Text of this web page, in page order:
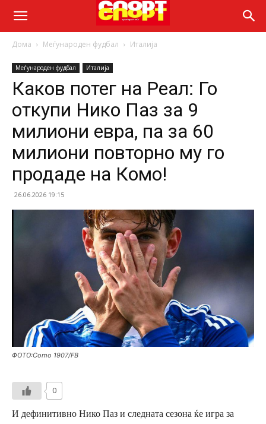
Дома Меѓународен фудбал Италија
Меѓународен фудбал Италија
Каков потег на Реал: Го
откупи Нико Паз за 9
милиони евра, па за 60
милиони повторно му го
продаде на Комо!
26.06.2026 19:15
ФОТО:Como 1907/FB
0
И дефинитивно Нико Паз и следната сезона ќе игра за